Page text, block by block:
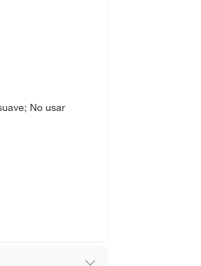
No usar